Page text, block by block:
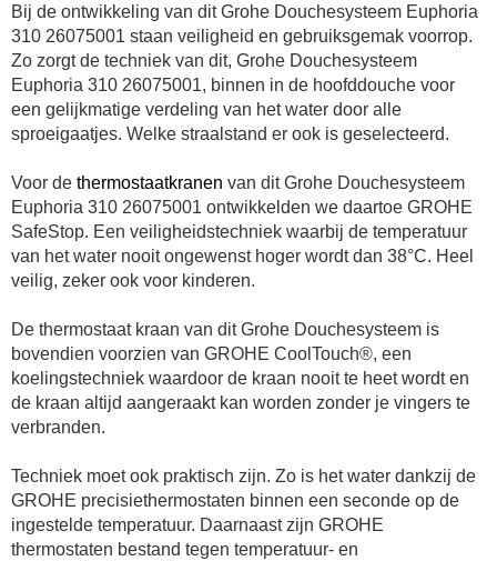
Bij de ontwikkeling van dit Grohe Douchesysteem Euphoria
310 26075001 staan veiligheid en gebruiksgemak voorrop.
Zo zorgt de techniek van dit, Grohe Douchesysteem
Euphoria 310 26075001, binnen in de hoofddouche voor
een gelijkmatige verdeling van het water door alle
sproeigaatjes. Welke straalstand er ook is geselecteerd.
Voor de thermostaatkranen van dit Grohe Douchesysteem
Euphoria 310 26075001 ontwikkelden we daartoe GROHE
SafeStop. Een veiligheidstechniek waarbij de temperatuur
van het water nooit ongewenst hoger wordt dan 38°C. Heel
veilig, zeker ook voor kinderen.
De thermostaat kraan van ditGrohe Douchesysteem is
bovendien voorzien van GROHE CoolTouch®, een
koelingstechniek waardoor de kraan nooit te heet wordt en
de kraan altijd aangeraakt kan worden zonder je vingers te
verbranden.
Techniek moet ook praktisch zijn. Zo is het water dankzij de
GROHE precisiethermostaten binnen een seconde op de
ingestelde temperatuur. Daarnaast zijn GROHE
thermostaten bestand tegen temperatuur- en